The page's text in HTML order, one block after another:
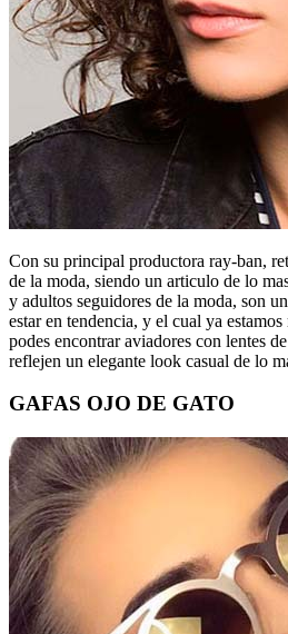
Con su principal productora ray-ban,
de la moda, siendo un articulo de lo
y adultos seguidores de la moda, son
estar en tendencia, y el cual ya
podes encontrar aviadores con lentes
reflejen un elegante look casual de lo
GAFAS OJO DE GATO